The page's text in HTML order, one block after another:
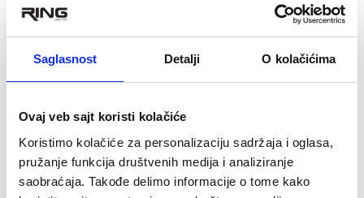
Saglasnost Detalji O kolačićima
Ovaj veb sajt koristi kolačiće
Koristimo kolačiće za personalizaciju sadržaja i oglasa,
pružanje funkcija društvenih medija i analiziranje
saobraćaja. Takođe delimo informacije o tome kako
★★★★★
Bandazer za saku
Pogodan za sportske povrede, artritis ili istezanje zgloba
Stabilizuje pokrete zgloba
Sačinjen od elastičnih materijala